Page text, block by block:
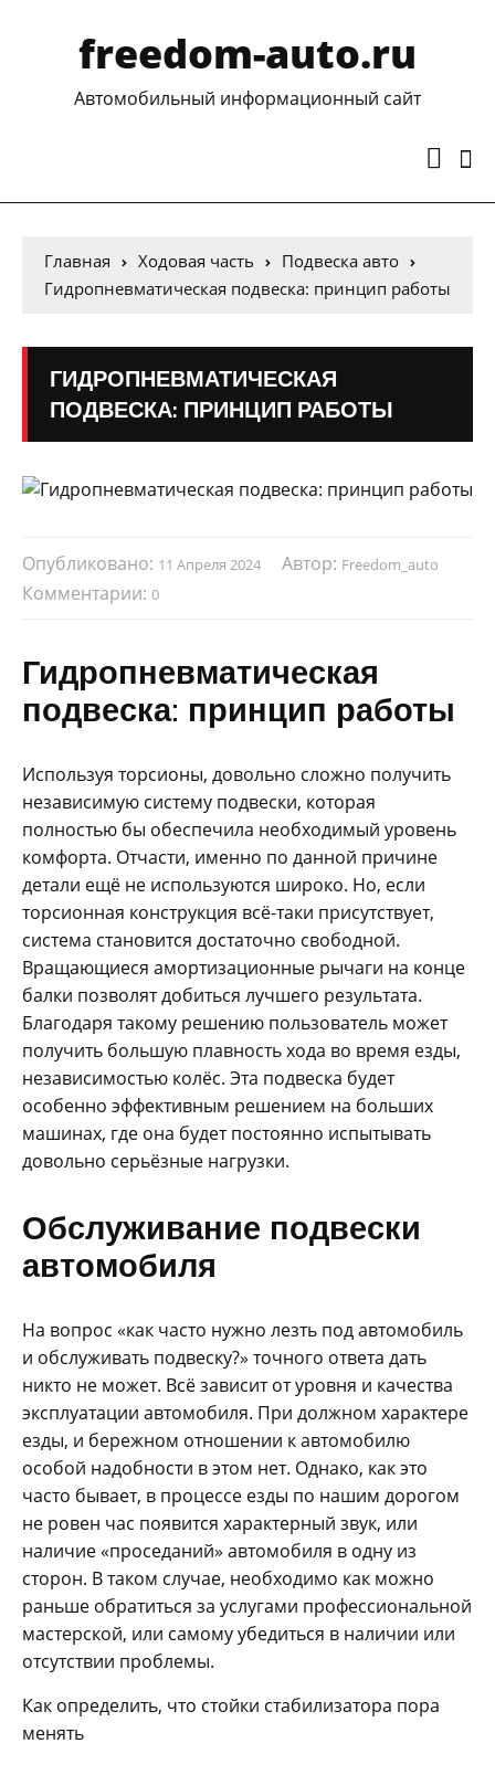
freedom-auto.ru
Автомобильный информационный сайт
Главная Ходовая часть
Подвеска авто
Гидропневматическая подвеска: принцип работы
ГИДРОПНЕВМАТИЧЕСКАЯ
ПОДВЕСКА: ПРИНЦИП РАБОТЫ
Опубликовано: 11 Апреля 2024 Автор: Freedom_auto
Комментарии: 0
Гидропневматическая
подвеска: принцип работы
Используя торсионы, довольно сложно получить
независимую систему подвески, которая
полностью бы обеспечила необходимый уровень
комфорта. Отчасти, именно по данной причине
детали ещё не используются широко. Но, если
торсионная конструкция всё-таки присутствует,
система становится достаточно свободной.
Вращающиеся амортизационные рычаги на конце
балки позволят добиться лучшего результата.
Благодаря такому решению пользователь может
получить большую плавность хода во время езды,
независимостью колёс. Эта подвеска будет
особенно эффективным решением на больших
машинах, где она будет постоянно испытывать
довольно серьёзные нагрузки.
Обслуживание подвески
автомобиля
На вопрос «как часто нужно лезть под автомобиль
и обслуживать подвеску?» точного ответа дать
никто не может. Всё зависит от уровня и качества
эксплуатации автомобиля. При должном характере
езды, и бережном отношении к автомобилю
особой надобности в этом нет. Однако, как это
часто бывает, в процессе езды по нашим дорогом
не ровен час появится характерный звук, или
наличие «проседаний» автомобиля в одну из
сторон. В таком случае, необходимо как можно
раньше обратиться за услугами профессиональной
мастерской, или самому убедиться в наличии или
отсутствии проблемы.
Как определить, что стойки стабилизатора пора
менять